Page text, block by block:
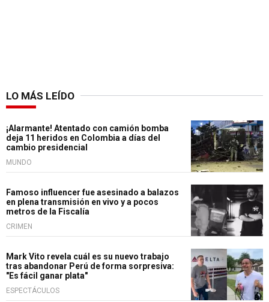
LO MÁS LEÍDO
¡Alarmante! Atentado con camión bomba
deja 11 heridos en Colombia a días del
cambio presidencial
MUNDO
Famoso influencer fue asesinado a balazos
en plena transmisión en vivo y a pocos
metros de la Fiscalía
CRIMEN
Mark Vito revela cuál es su nuevo trabajo
tras abandonar Perú de forma sorpresiva:
"Es fácil ganar plata"
ESPECTÁCULOS